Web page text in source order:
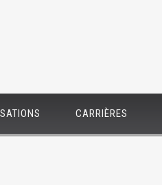
CARRIÈRES